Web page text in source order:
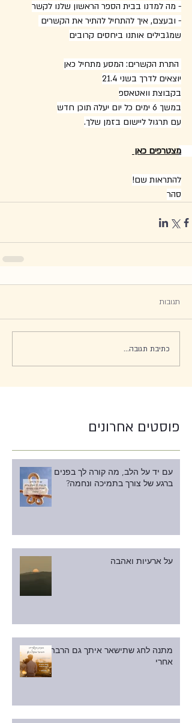
- מה למדנו בבית הספר הראשון שלנו לקשר
- ובעצם, איך להתחיל להתיר את הקשרים
שמגבילים אותנו ביחסים קרובים
התרת הקשרים: המסע מתחיל כאן
יוצאים לדרך בשני 21.4
בקבוצת וואטאספ
במשך 6 ימים כל יום יעלה תוכן חדש
עם תרגול ליישום בזמן שלך.
מצטרפים כאן
להתראות שם!
סהר
תגובות
כתיבת תגובה...
פוסטים אחרונים
עם יד על הלב, מה קורה לך בפנים
ברגע של צורך בתמיכה ונחמה?
על ארעיות ואהבה
מתנה לחג שתישאר איתך גם הרבה
אחרי